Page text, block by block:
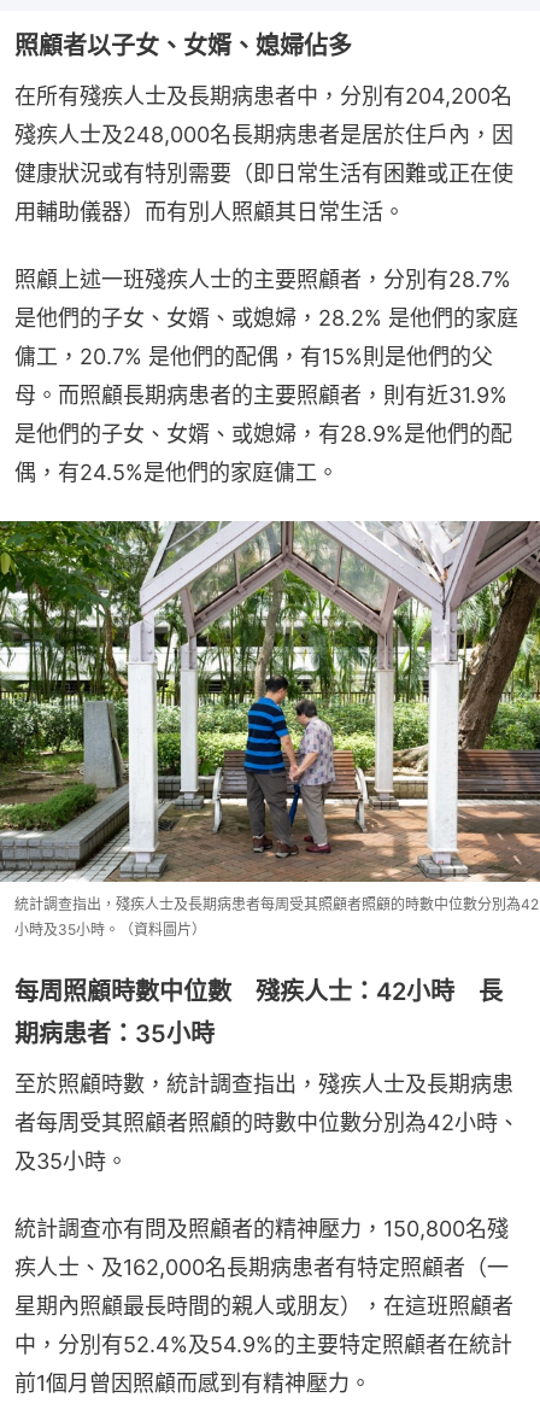
照顧者以子女、女婿、媳婦佔多
在所有殘疾人士及長期病患者中，分別有204,200名
殘疾人士及248,000名長期病患者是居於住戶內，因
健康狀況或有特別需要（即日常生活有困難或正在使
用輔助儀器）而有別人照顧其日常生活。
照顧上述一班殘疾人士的主要照顧者，分別有28.7%
是他們的子女、女婿、或媳婦，28.2% 是他們的家庭
傭工，20.7% 是他們的配偶，有15%則是他們的父
母。而照顧長期病患者的主要照顧者，則有近31.9%
是他們的子女、女婿、或媳婦，有28.9%是他們的配
偶，有24.5%是他們的家庭傭工。
統計調查指出，殘疾人士及長期病患者每周受其照顧者照顧的時數中位數分別為42
小時及35小時。（資料圖片）
每周照顧時數中位數 殘疾人士：42小時 長
期病患者：35小時
至於照顧時數，統計調查指出，殘疾人士及長期病患
者每周受其照顧者照顧的時數中位數分別為42小時、
及35小時。
統計調查亦有問及照顧者的精神壓力，150,800名殘
疾人士、及162,000名長期病患者有特定照顧者（一
星期內照顧最長時間的親人或朋友），在這班照顧者
中，分別有52.4%及54.9%的主要特定照顧者在統計
前1個月曾因照顧而感到有精神壓力。